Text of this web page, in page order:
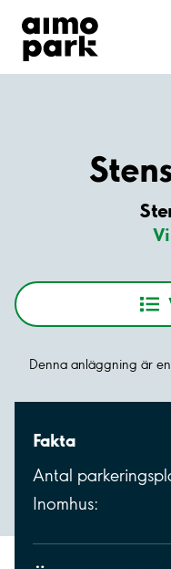
Hitta parkering
Samarbete
Kundservice
Denna anläggning är
Fakta
Antal
Inomhus: